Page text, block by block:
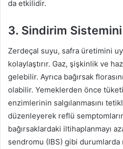
da etkilidir.
3. Sindirim
Zerdeçal suyu, safra üretimini
kolaylaştırır. Gaz, şişkinlik ve
gelebilir. Ayrıca bağırsak
olabilir. Yemeklerden önce
enzimlerinin salgılanmasını
düzenleyerek reflü
bağırsaklardaki iltihaplanmayı
sendromu (IBS) gibi durumlarda